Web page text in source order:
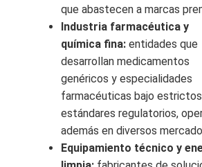
que abastecen a marcas
Industria farmacéutica y
química fina: entidades que
desarrollan medicamentos
genéricos y especialidades
farmacéuticas bajo estrictos
estándares regulatorios,
además en diversos
Equipamiento técnico y